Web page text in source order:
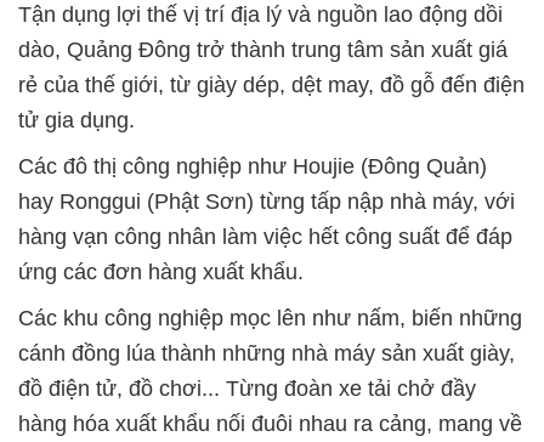
Tận dụng lợi thế vị trí địa lý và nguồn lao động dồi
dào, Quảng Đông trở thành trung tâm sản xuất giá
rẻ của thế giới, từ giày dép, dệt may, đồ gỗ đến điện
tử gia dụng.
Các đô thị công nghiệp như Houjie (Đông Quản)
hay Ronggui (Phật Sơn) từng tấp nập nhà máy, với
hàng vạn công nhân làm việc hết công suất để đáp
ứng các đơn hàng xuất khẩu.
Các khu công nghiệp mọc lên như nấm, biến những
cánh đồng lúa thành những nhà máy sản xuất giày,
đồ điện tử, đồ chơi... Từng đoàn xe tải chở đầy
hàng hóa xuất khẩu nối đuôi nhau ra cảng, mang về